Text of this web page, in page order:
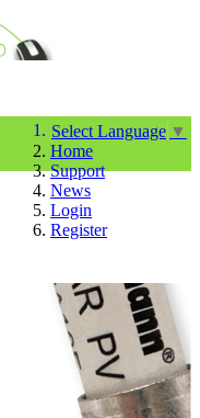
Select Language ▼
Home
Support
News
Login
Register